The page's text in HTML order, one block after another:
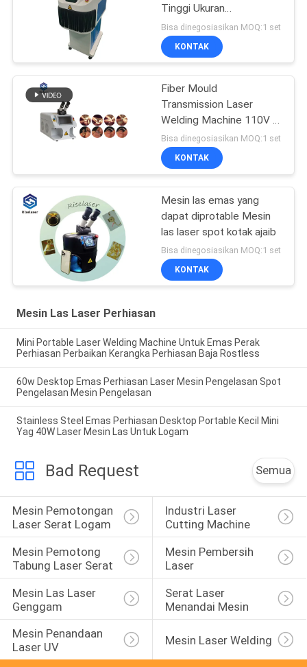
Tinggi Ukuran
Sambungan Solder yang
Dapat Disesuaikan
Bisa dinegosiasikan MOQ:1 set
KONTAK
Fiber Mould
Transmission Laser
Welding Machine 110V /
220V Untuk Memperbaiki
Perhiasan
Bisa dinegosiasikan MOQ:1 set
KONTAK
Mesin las emas yang
dapat diprotable Mesin
las laser spot kotak ajaib
Bisa dinegosiasikan MOQ:1 set
KONTAK
Mesin Las Laser Perhiasan
Mini Portable Laser Welding Machine Untuk Emas Perak
Perhiasan Perbaikan Kerangka Perhiasan Baja Rostless
60w Desktop Emas Perhiasan Laser Mesin Pengelasan Spot
Pengelasan Mesin Pengelasan
Stainless Steel Emas Perhiasan Desktop Portable Kecil Mini
Yag 40W Laser Mesin Las Untuk Logam
Bad Request Semua
Mesin Pemotongan
Laser Serat Logam
Industri Laser
Cutting Machine
Mesin Pemotong
Tabung Laser Serat
Mesin Pembersih
Laser
Mesin Las Laser
Genggam
Serat Laser
Menandai Mesin
Mesin Penandaan
Laser UV
Mesin Laser Welding